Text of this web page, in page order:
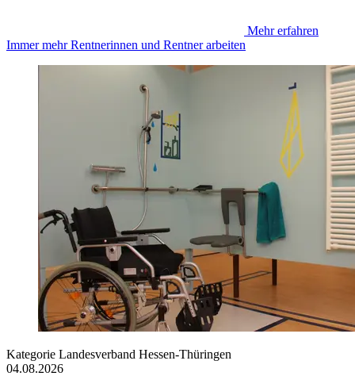
Mehr erfahren
Immer mehr Rentnerinnen und Rentner arbeiten
Kategorie Landesverband Hessen-Thüringen
04.08.2026